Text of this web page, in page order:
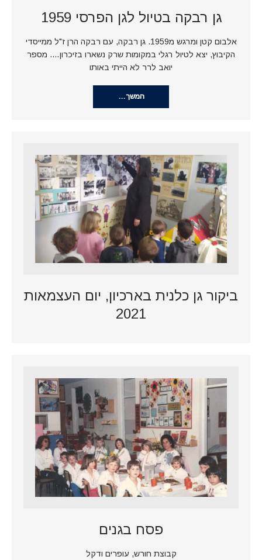
גן רבקה בטיול לגן הפרסי 1959
אלבום קטן ומרגש מ1959. גן רבקה, עם רבקה הרן ז"ל ממייסדי
הקיבוץ, יצא לטיול רגלי במקומות שרק נשארו בזיכרון…. מספר
יואב לרר לא הייתי באותו
המשך…
ביקור גן כלנית בארכיון, יום העצמאות
2021
פסח בגנים
קבוצת חורש, עופרים ודקל